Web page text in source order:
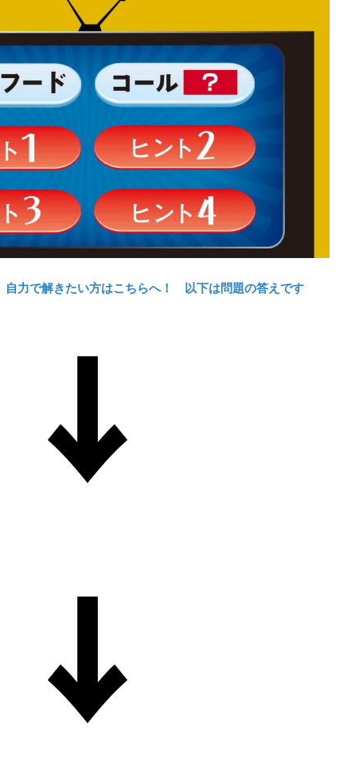
自力で解きたい方はこちらへ！ 以下は問題の答えです